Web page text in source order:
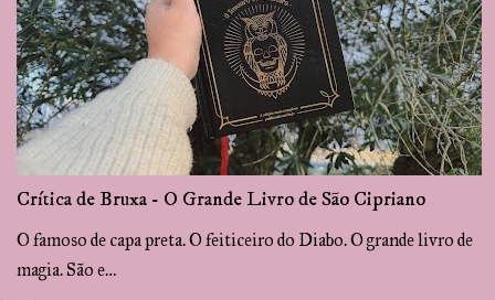
Crítica de Bruxa - O Grande Livro de São Cipriano
O famoso de capa preta. O feiticeiro do Diabo. O grande livro de
magia. São e…